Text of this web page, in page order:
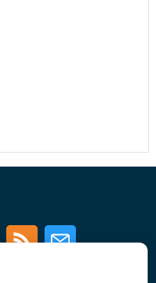
InstagramRSS Newsletter